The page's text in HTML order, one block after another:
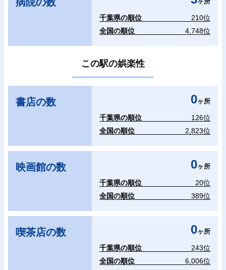
千葉県の順位
210位
全国の順位
4,748位
この駅の娯楽性
書店の数 0ヶ所
千葉県の順位
126位
全国の順位
2,823位
映画館の数 0ヶ所
千葉県の順位
20位
全国の順位
389位
喫茶店の数 0ヶ所
千葉県の順位
243位
全国の順位
6,006位